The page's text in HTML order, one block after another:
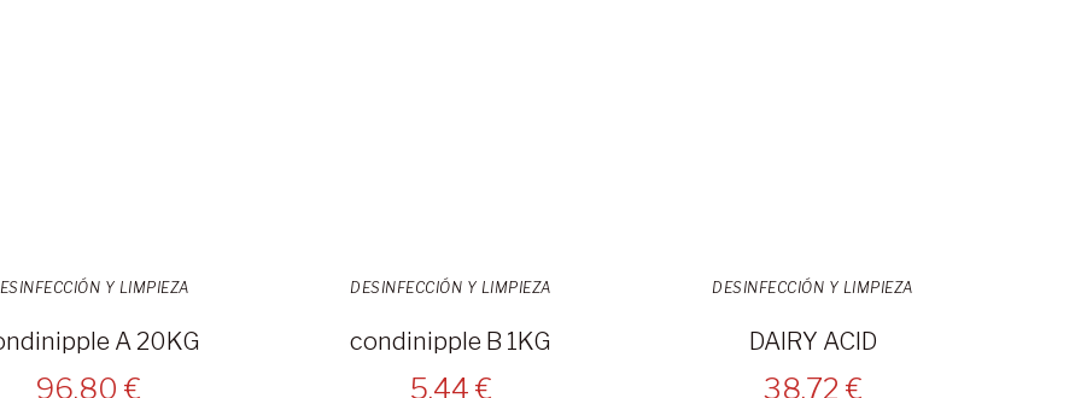
Y LIMPIEZA
A 20KG
96,80 €
DESINFECCIÓN Y LIMPIEZA
condinipple B 1KG
5,44 €
DESINFECCIÓN Y LIMPIEZA
DAIRY ACID
38,72 €